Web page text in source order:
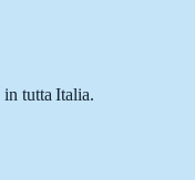
tutta Italia.